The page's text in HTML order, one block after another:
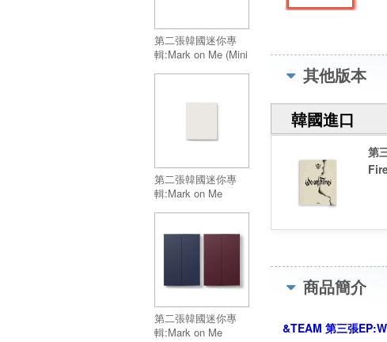
第二張韓國迷你專
輯:Mark on Me (Mini
第二張韓國迷你專
輯:Mark on Me
on Me (SOLO Ver.)
第二張韓國迷你專
輯:Mark on Me
其他版本
韓國進口
第
商品簡介
&TEAM 第三張